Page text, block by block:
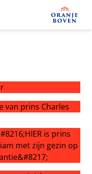
van Queen Elizabeth
is prins William met